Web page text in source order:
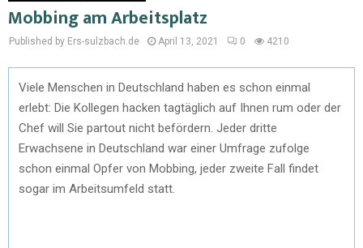
Mobbing am Arbeitsplatz
Published by Ers-sulzbach.de April 13, 2021 0 4210
Viele Menschen in Deutschland haben es schon einmal
erlebt: Die Kollegen hacken tagtäglich auf Ihnen rum oder der
Chef will Sie partout nicht befördern. Jeder dritte
Erwachsene in Deutschland war einer Umfrage zufolge
schon einmal Opfer von Mobbing, jeder zweite Fall findet
sogar im Arbeitsumfeld statt.